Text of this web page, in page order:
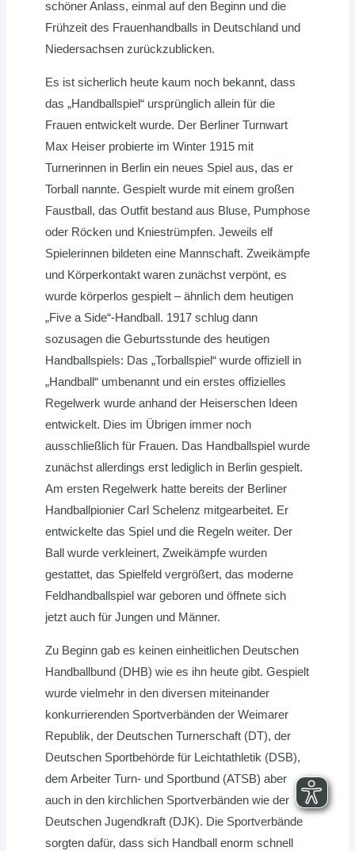
schöner Anlass, einmal auf den Beginn und die
Frühzeit des Frauenhandballs in Deutschland und
Niedersachsen zurückzublicken.
Es ist sicherlich heute kaum noch bekannt, dass
das „Handballspiel“ ursprünglich allein für die
Frauen entwickelt wurde. Der Berliner Turnwart
Max Heiser probierte im Winter 1915 mit
Turnerinnen in Berlin ein neues Spiel aus, das er
Torball nannte. Gespielt wurde mit einem großen
Faustball, das Outfit bestand aus Bluse, Pumphose
oder Röcken und Kniestrümpfen. Jeweils elf
Spielerinnen bildeten eine Mannschaft. Zweikämpfe
und Körperkontakt waren zunächst verpönt, es
wurde körperlos gespielt – ähnlich dem heutigen
„Five a Side“-Handball. 1917 schlug dann
sozusagen die Geburtsstunde des heutigen
Handballspiels: Das „Torballspiel“ wurde offiziell in
„Handball“ umbenannt und ein erstes offizielles
Regelwerk wurde anhand der Heiserschen Ideen
entwickelt. Dies im Übrigen immer noch
ausschließlich für Frauen. Das Handballspiel wurde
zunächst allerdings erst lediglich in Berlin gespielt.
Am ersten Regelwerk hatte bereits der Berliner
Handballpionier Carl Schelenz mitgearbeitet. Er
entwickelte das Spiel und die Regeln weiter. Der
Ball wurde verkleinert, Zweikämpfe wurden
gestattet, das Spielfeld vergrößert, das moderne
Feldhandballspiel war geboren und öffnete sich
jetzt auch für Jungen und Männer.
Zu Beginn gab es keinen einheitlichen Deutschen
Handballbund (DHB) wie es ihn heute gibt. Gespielt
wurde vielmehr in den diversen miteinander
konkurrierenden Sportverbänden der Weimarer
Republik, der Deutschen Turnerschaft (DT), der
Deutschen Sportbehörde für Leichtathletik (DSB),
dem Arbeiter Turn- und Sportbund (ATSB) aber
auch in den kirchlichen Sportverbänden wie der
Deutschen Jugendkraft (DJK). Die Sportverbände
sorgten dafür, dass sich Handball enorm schnell